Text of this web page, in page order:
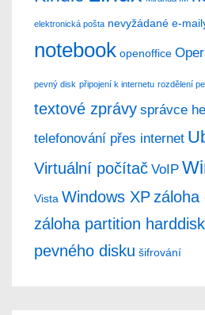
elektronická pošta nevyžádané e-
notebook openoffice
pevný disk připojení k internetu rozdělení
textové zprávy správce
telefonování přes internet
Virtuální počítač VoIP
Vista Windows XP záloha
záloha partition
pevného disku šifrování